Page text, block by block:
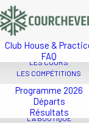
Tarifs 2026
Club House &
FAQ
LES COURS
LES COMPÉTITIONS
Programme 2026
Départs
Résultats
LA BOUTIQUE